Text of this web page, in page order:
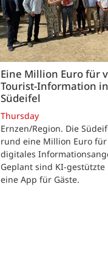
Eine Million Euro für
Tourist-Information
Südeifel
Thursday
Ernzen/Region. Die
rund eine Million Euro
digitales
Geplant sind KI-gestützte
eine App für Gäste.